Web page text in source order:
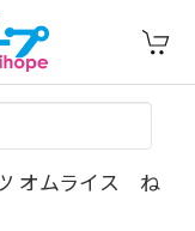
オムライス ね